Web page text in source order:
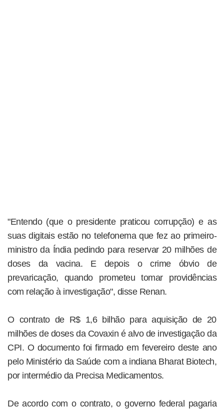
"Entendo (que o presidente praticou corrupção) e as
suas digitais estão no telefonema que fez ao primeiro-
ministro da Índia pedindo para reservar 20 milhões de
doses da vacina. E depois o crime óbvio de
prevaricação, quando prometeu tomar providências
com relação à investigação", disse Renan.
O contrato de R$ 1,6 bilhão para aquisição de 20
milhões de doses da Covaxin é alvo de investigação da
CPI. O documento foi firmado em fevereiro deste ano
pelo Ministério da Saúde com a indiana Bharat Biotech,
por intermédio da Precisa Medicamentos.
De acordo com o contrato, o governo federal pagaria